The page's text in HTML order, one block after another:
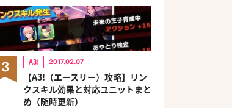
3 A3! 2017.02.07
【A3!（エースリー）攻略】リン
クスキル効果と対応ユニットまと
め（随時更新）